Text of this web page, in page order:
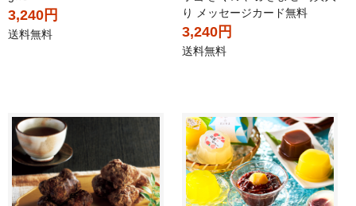
3,240円
送料無料
り メッセージカード無料
3,240円
送料無料